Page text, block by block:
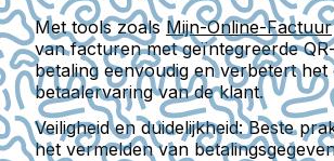
Met tools zoalsMijn-Online-Factuur
van facturen met geïntegreerde
betaling eenvoudig en verbetert het
betaalervaring van de klant.
Veiligheid en duidelijkheid: Beste
het vermelden van